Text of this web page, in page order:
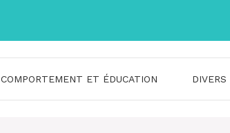
COMPORTEMENT ET ÉDUCATION DIVERS